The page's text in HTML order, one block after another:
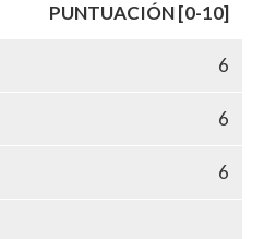
PUNTUACIÓN [0-10]
6
6
6